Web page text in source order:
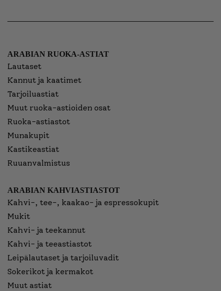
ARABIAN RUOKA-ASTIAT
Lautaset
Kannut ja kaatimet
Tarjoiluastiat
Muut ruoka-astioiden osat
Ruoka-astiastot
Munakupit
Kastikeastiat
Ruuanvalmistus
ARABIAN KAHVIASTIASTOT
Kahvi-, tee-, kaakao- ja espressokupit
Mukit
Kahvi- ja teekannut
Kahvi- ja teeastiastot
Leipälautaset ja tarjoiluvadit
Sokerikot ja kermakot
Muut astiat